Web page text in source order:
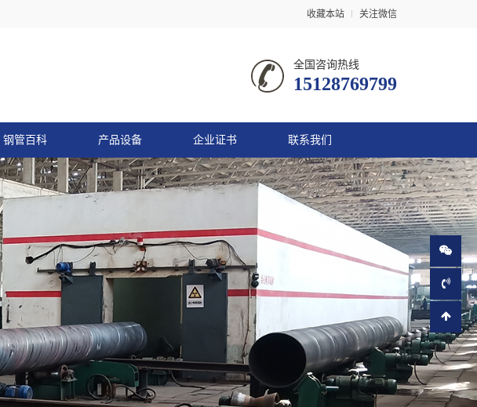
收藏本站 关注微信
全国咨询热线
15128769799
钢管百科 产品设备 企业证书 联系我们